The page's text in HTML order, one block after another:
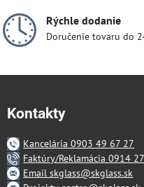
Rýchle dodanie
Doručenie tovaru do
Kontakty
Kancelária 0903 49 67 27
Faktúry/Reklamácia 0914
Email skglass@skglass.sk